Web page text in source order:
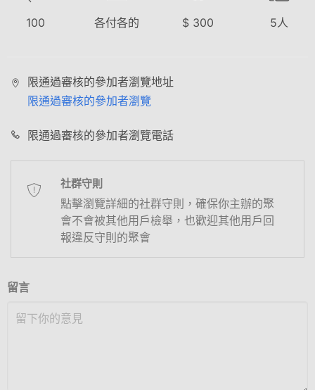
100 各付各的 $ 300 5人
限通過審核的參加者瀏覽地址
限通過審核的參加者瀏覽
限通過審核的參加者瀏覽電話
社群守則
點擊瀏覽詳細的社群守則，確保你主辦的聚
會不會被其他用戶檢舉，也歡迎其他用戶回
報違反守則的聚會
留言